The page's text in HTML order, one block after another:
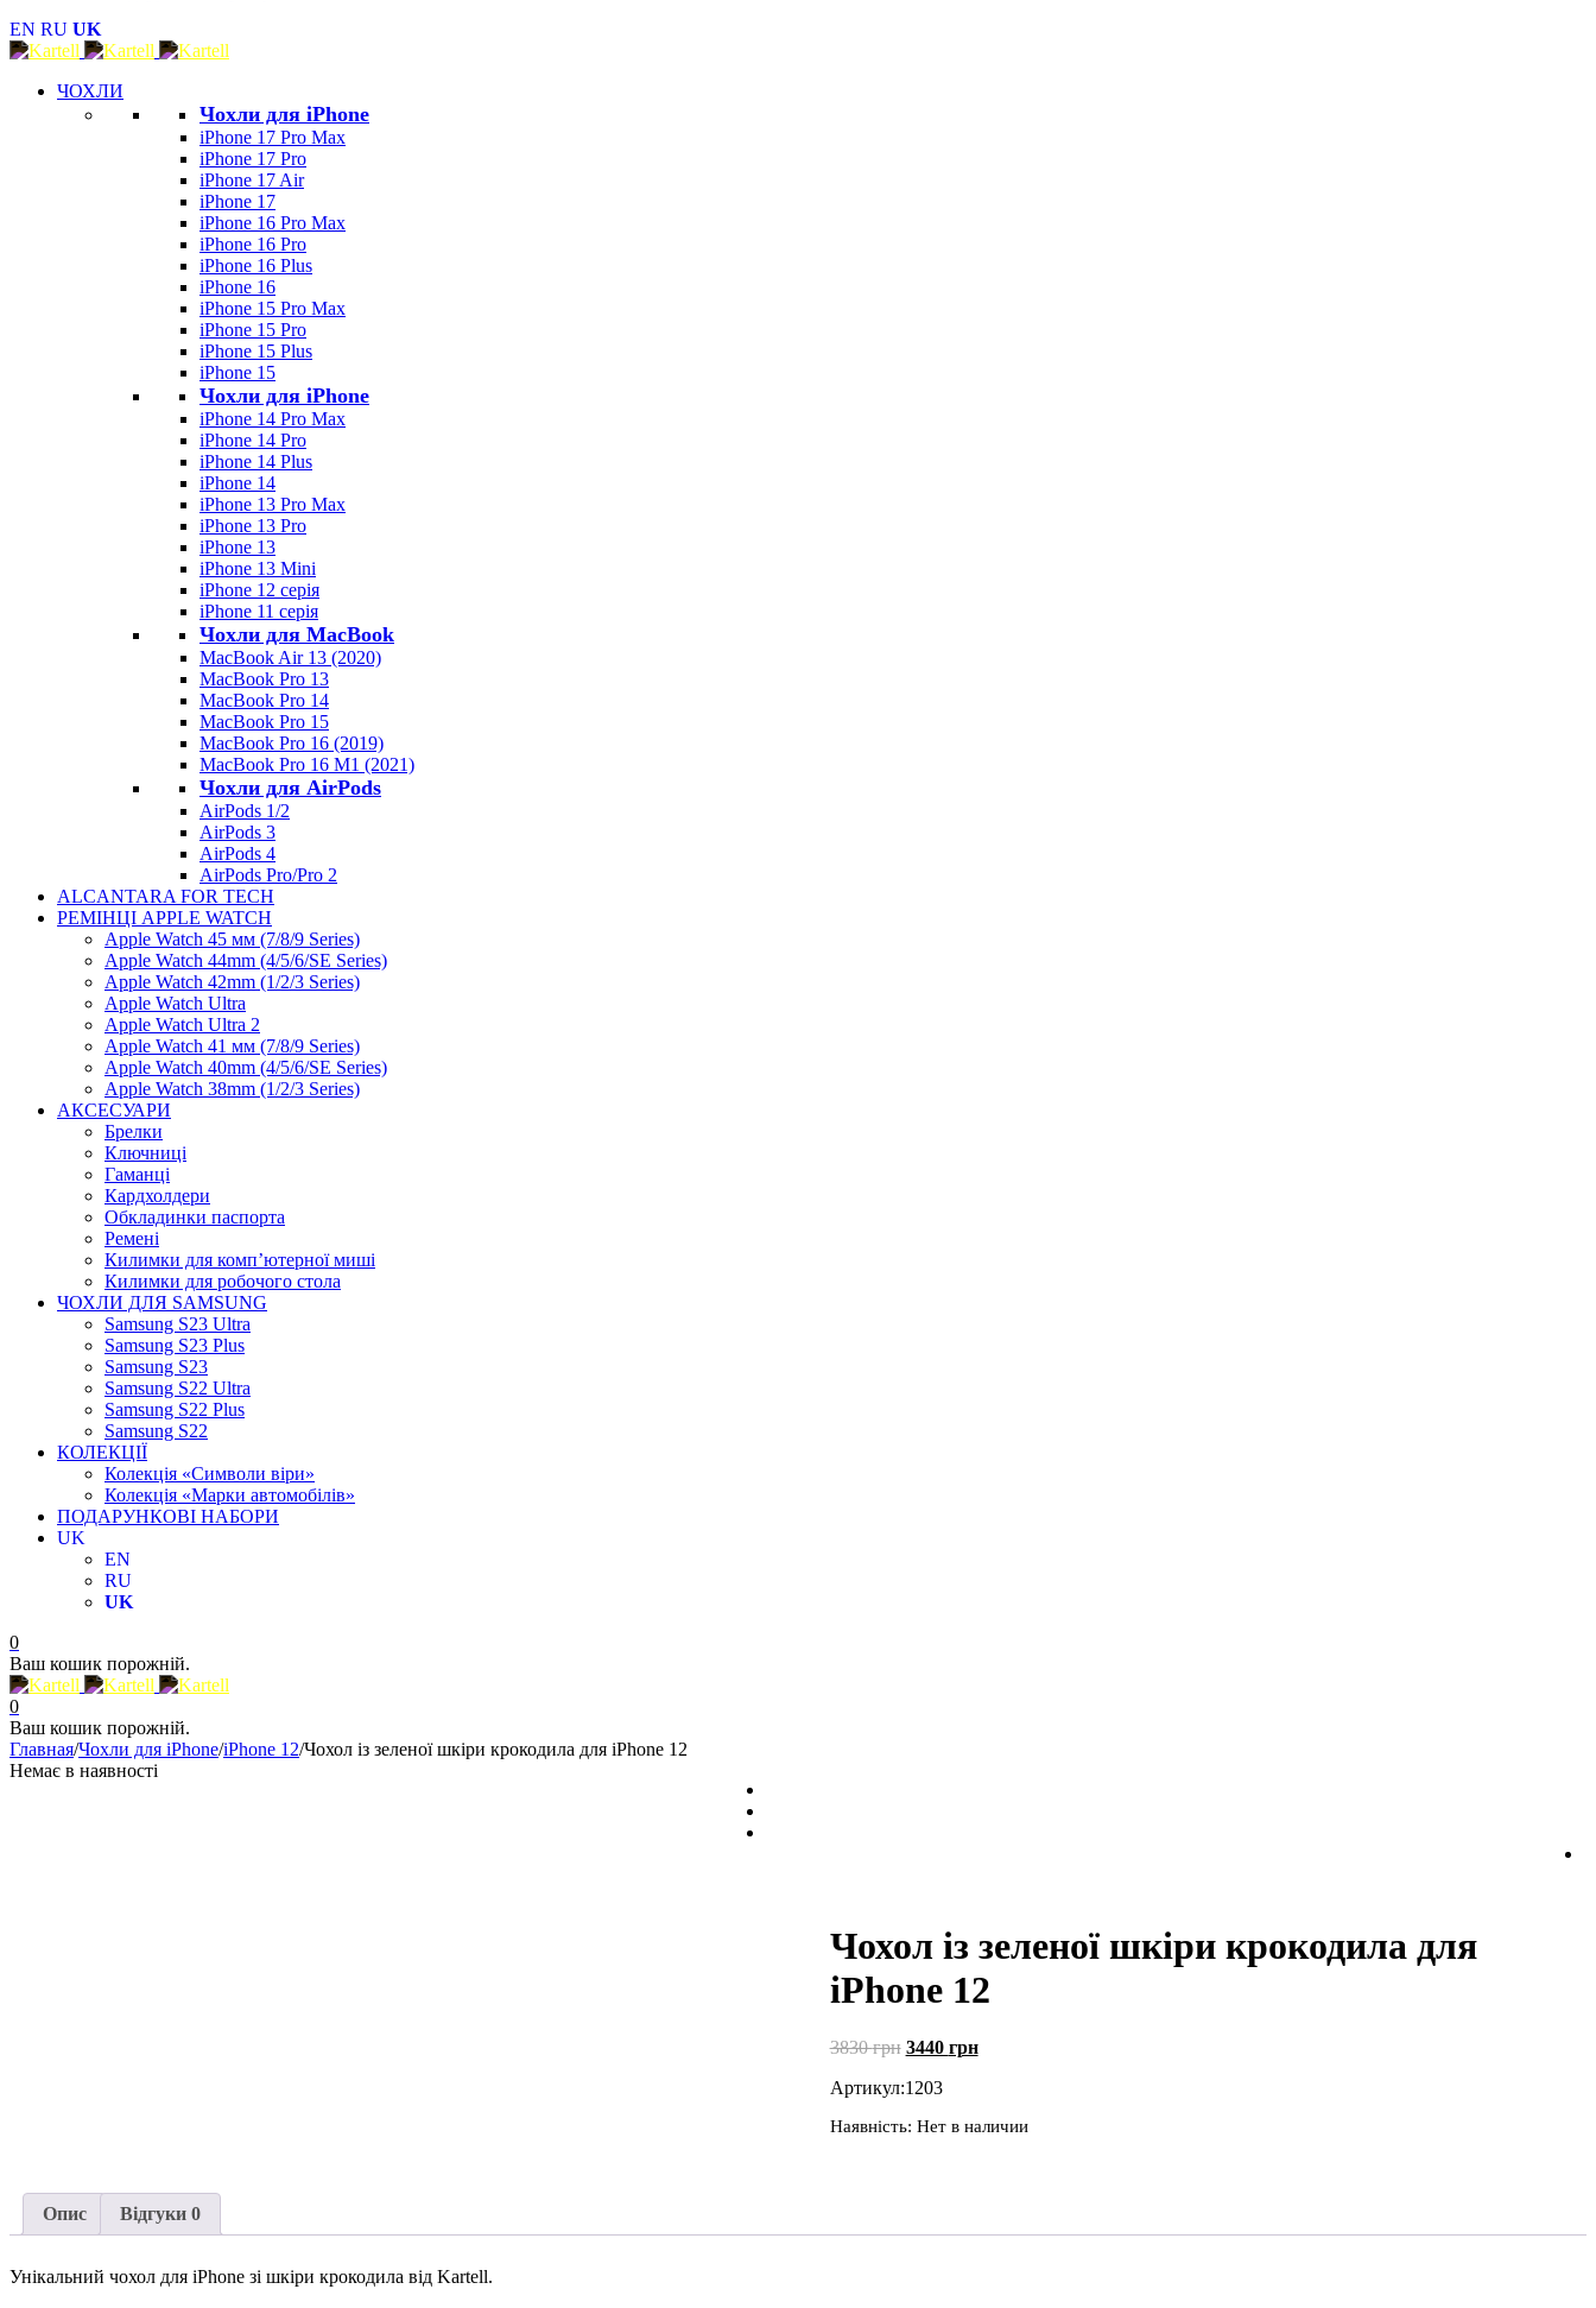
EN RU UK
ЧОХЛИ
Чохли для iPhone
iPhone 17 Pro Max
iPhone 17 Pro
iPhone 17 Air
iPhone 17
iPhone 16 Pro Max
iPhone 16 Pro
iPhone 16 Plus
iPhone 16
iPhone 15 Pro Max
iPhone 15 Pro
iPhone 15 Plus
iPhone 15
Чохли для iPhone
iPhone 14 Pro Max
iPhone 14 Pro
iPhone 14 Plus
iPhone 14
iPhone 13 Pro Max
iPhone 13 Pro
iPhone 13
iPhone 13 Mini
iPhone 12 серія
iPhone 11 серія
Чохли для MacBook
MacBook Air 13 (2020)
MacBook Pro 13
MacBook Pro 14
MacBook Pro 15
MacBook Pro 16 (2019)
MacBook Pro 16 M1 (2021)
Чохли для AirPods
AirPods 1/2
AirPods 3
AirPods 4
AirPods Pro/Pro 2
ALCANTARA FOR TECH
РЕМІНЦІ APPLE WATCH
Apple Watch 45 мм (7/8/9 Series)
Apple Watch 44mm (4/5/6/SE Series)
Apple Watch 42mm (1/2/3 Series)
Apple Watch Ultra
Apple Watch Ultra 2
Apple Watch 41 мм (7/8/9 Series)
Apple Watch 40mm (4/5/6/SE Series)
Apple Watch 38mm (1/2/3 Series)
АКСЕСУАРИ
Брелки
Ключниці
Гаманці
Кардхолдери
Обкладинки паспорта
Ремені
Килимки для комп’ютерної миші
Килимки для робочого стола
ЧОХЛИ ДЛЯ SAMSUNG
Samsung S23 Ultra
Samsung S23 Plus
Samsung S23
Samsung S22 Ultra
Samsung S22 Plus
Samsung S22
КОЛЕКЦІЇ
Колекція «Символи віри»
Колекція «Марки автомобілів»
ПОДАРУНКОВІ НАБОРИ
UK
EN
RU
UK
0
Ваш кошик порожній.
0
Ваш кошик порожній.
Главная/Чохли для iPhone/iPhone 12/Чохол із зеленої шкіри крокодила для iPhone 12
Немає в наявності
Чохол із зеленої шкіри крокодила для
iPhone 12
3830грн Первоначальная
составляла
3440 грнТекущая
Артикул:1203
Наявність: Нет в наличии
Опис Відгуки 0
Унікальний чохол для iPhone зі шкіри крокодила від Kartell.